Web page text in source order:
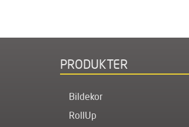
PRODUKTER
Bildekor
RollUp